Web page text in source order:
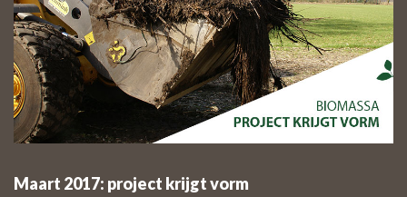
Maart 2017: project krijgt vorm